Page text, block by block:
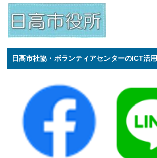
日高市社協・ボランティアセンターのICT活用